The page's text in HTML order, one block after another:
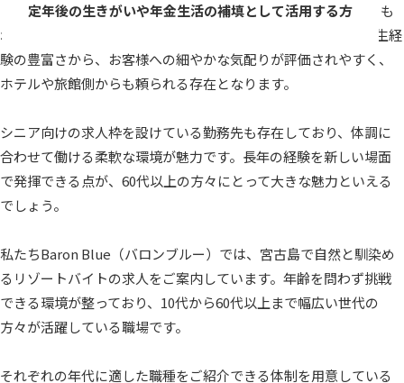
定年後の生きがいや年金生活の補填として活用する方
も
増えており、短期間の勤務から始めるケースが目立ちます。人生経
験の豊富さから、お客様への細やかな気配りが評価されやすく、
ホテルや旅館側からも頼られる存在となります。
シニア向けの求人枠を設けている勤務先も存在しており、体調に
合わせて働ける柔軟な環境が魅力です。長年の経験を新しい場面
で発揮できる点が、60代以上の方々にとって大きな魅力といえる
でしょう。
私たちBaron Blue（バロンブルー）では、宮古島で自然と馴染め
るリゾートバイトの求人をご案内しています。年齢を問わず挑戦
できる環境が整っており、10代から60代以上まで幅広い世代の
方々が活躍している職場です。
それぞれの年代に適した職種をご紹介できる体制を用意している